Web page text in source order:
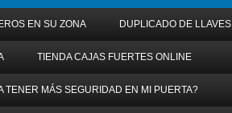
EN SU ZONA DUPLICADO DE LLAVES
TIENDA CAJAS FUERTES ONLINE
TENER MÁS SEGURIDAD EN MI PUERTA?